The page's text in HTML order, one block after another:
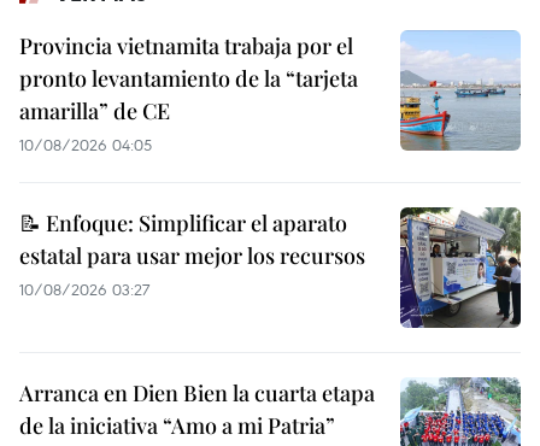
Provincia vietnamita trabaja por el
pronto levantamiento de la “tarjeta
amarilla” de CE
10/08/2026 04:05
📝 Enfoque: Simplificar el aparato
estatal para usar mejor los recursos
10/08/2026 03:27
Arranca en Dien Bien la cuarta etapa
de la iniciativa “Amo a mi Patria”